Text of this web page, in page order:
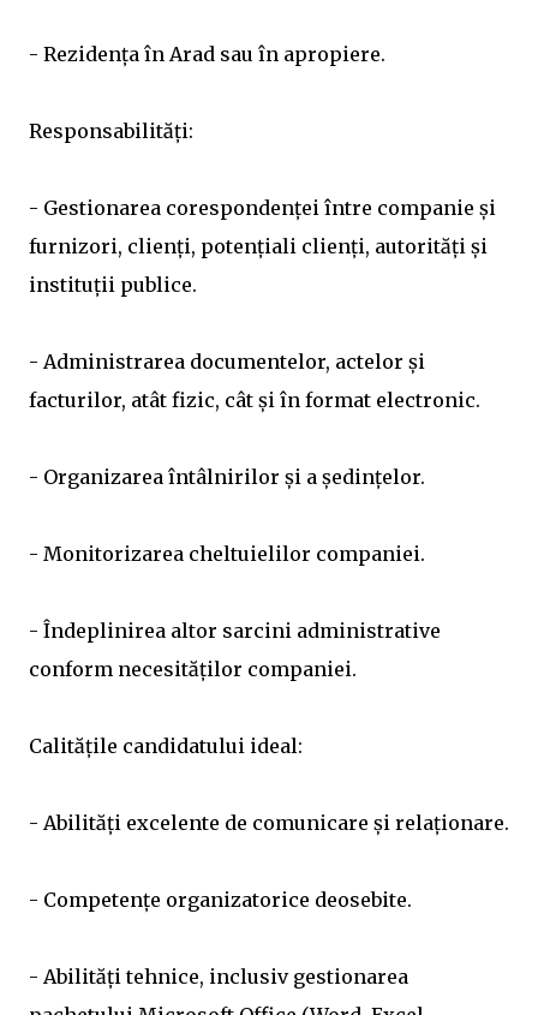
- Rezidența în Arad sau în apropiere.
Responsabilități:
- Gestionarea corespondenței între companie și
furnizori, clienți, potențiali clienți, autorități și
instituții publice.
- Administrarea documentelor, actelor și
facturilor, atât fizic, cât și în format electronic.
- Organizarea întâlnirilor și a ședințelor.
- Monitorizarea cheltuielilor companiei.
- Îndeplinirea altor sarcini administrative
conform necesităților companiei.
Calitățile candidatului ideal:
- Abilități excelente de comunicare și relaționare.
- Competențe organizatorice deosebite.
- Abilități tehnice, inclusiv gestionarea